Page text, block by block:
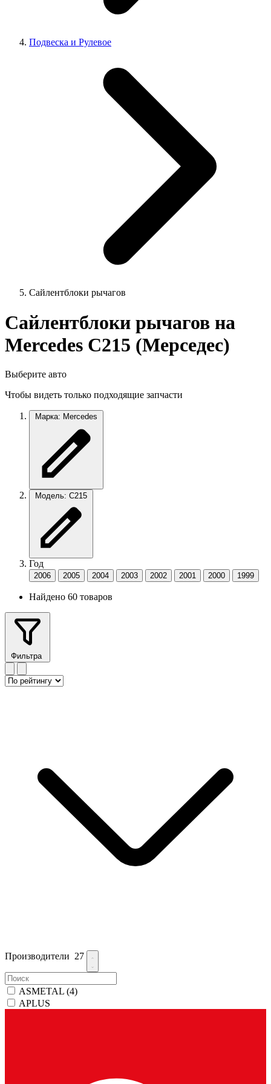
Подвеска и Рулевое
Сайлентблоки рычагов
Сайлентблоки рычагов на
Mercedes C215 (Мерседес)
Выберите авто
Чтобы видеть только подходящие запчасти
Марка: Mercedes
Модель: C215
Год
2006 2005 2004 2003 2002 2001 2000 1999
Найдено 60 товаров
Фильтра
Производители 27
ASMETAL (4)
APLUS